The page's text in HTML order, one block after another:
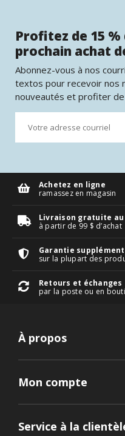
Profitez de 15
prochain achat
Abonnez-vous à nos
textos pour recevoir nos
nouveautés et profiter
Achetez en ligne
ramassez en magasin
Livraison gratuite au
à partir de 99 $ d’achat
Garantie
sur la plupart des
Retours et échanges
par la poste ou en
À propos
Mon compte
Service à la